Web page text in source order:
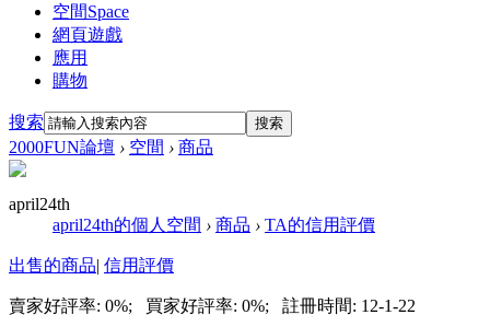
空間Space
網頁遊戲
應用
購物
搜索 搜索
2000FUN論壇 › 空間 › 商品
april24th
april24th的個人空間 › 商品 › TA的信用評價
出售的商品| 信用評價
賣家好評率: 0%; 買家好評率: 0%; 註冊時間: 12-1-22